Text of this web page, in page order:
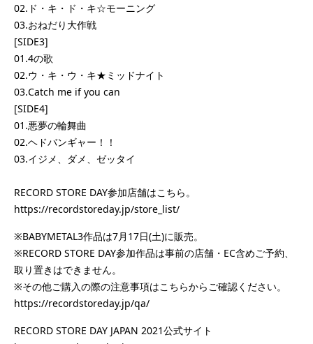
02.ド・キ・ド・キ☆モーニング
03.おねだり大作戦
[SIDE3]
01.4の歌
02.ウ・キ・ウ・キ★ミッドナイト
03.Catch me if you can
[SIDE4]
01.悪夢の輪舞曲
02.ヘドバンギャー！！
03.イジメ、ダメ、ゼッタイ
RECORD STORE DAY参加店舗はこちら。
https://recordstoreday.jp/store_list/
※BABYMETAL3作品は7月17日(土)に販売。
※RECORD STORE DAY参加作品は事前の店舗・EC含めご予約、
取り置きはできません。
※その他ご購入の際の注意事項はこちらからご確認ください。
https://recordstoreday.jp/qa/
RECORD STORE DAY JAPAN 2021公式サイト